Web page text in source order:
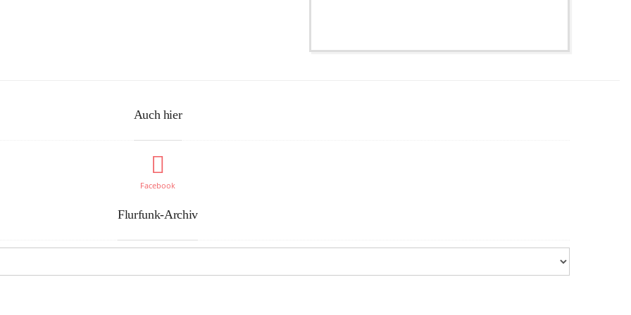
Auch hier
Facebook
Flurfunk-Archiv